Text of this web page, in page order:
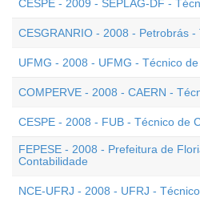
CESPE - 2009 - SEPLAG-DF -
CESGRANRIO - 2008 - Petrobrás
UFMG - 2008 - UFMG - Técnico
COMPERVE - 2008 - CAERN -
CESPE - 2008 - FUB - Técnico de
FEPESE - 2008 - Prefeitura de
Contabilidade
NCE-UFRJ - 2008 - UFRJ -